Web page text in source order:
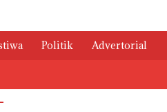
Politik Advertorial